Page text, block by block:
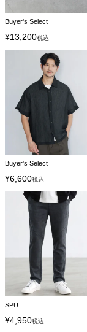
Buyer's Select
¥13,200税込
Buyer's Select
¥6,600税込
SPU
¥4,950税込